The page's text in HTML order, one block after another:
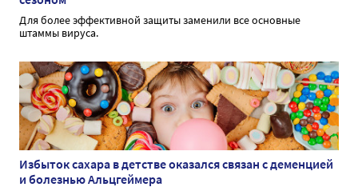
Для более эффективной защиты заменили все основные
штаммы вируса.
Избыток сахара в детстве оказался связан с деменцией
и болезнью Альцгеймера